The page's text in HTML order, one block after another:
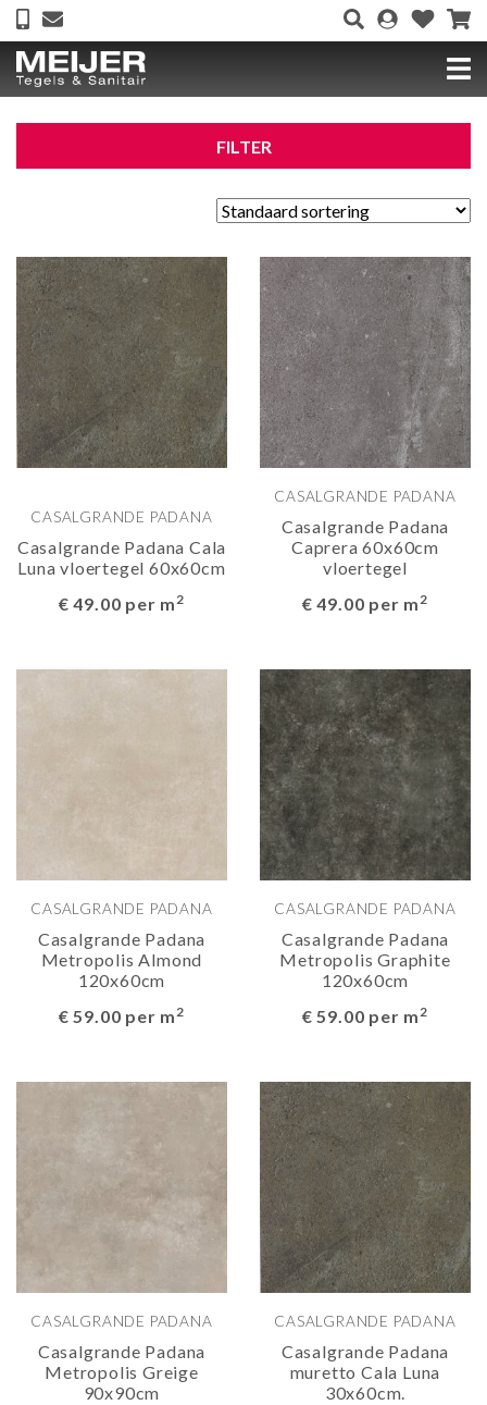
FILTER
CASALGRANDE PADANA
Casalgrande Padana Cala
Luna vloertegel 60x60cm
€ 49.00 per m2
CASALGRANDE PADANA
Casalgrande Padana
Caprera 60x60cm
vloertegel
€ 49.00 per m2
CASALGRANDE PADANA
Casalgrande Padana
Metropolis Almond
120x60cm
€ 59.00 per m2
CASALGRANDE PADANA
Casalgrande Padana
Metropolis Graphite
120x60cm
€ 59.00 per m2
CASALGRANDE PADANA
Casalgrande Padana
Metropolis Greige
90x90cm
CASALGRANDE PADANA
Casalgrande Padana
muretto Cala Luna
30x60cm.